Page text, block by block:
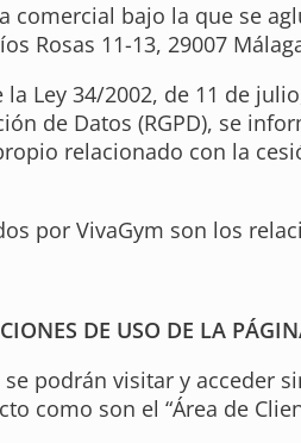
comercial bajo la que se
Rosas 11-13, 29007
Ley 34/2002, de 11 de
de Datos (RGPD), se
relacionado con la
por VivaGym son los
DE USO DE LA
se podrán visitar y acceder
como son el “Área de